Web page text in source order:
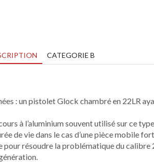
CATEGORIE B
: un pistolet Glock chambré en 22LR
à l’aluminium souvent utilisé sur ce
de vie dans le cas d’une pièce mobile
pour résoudre la problématique du calibre